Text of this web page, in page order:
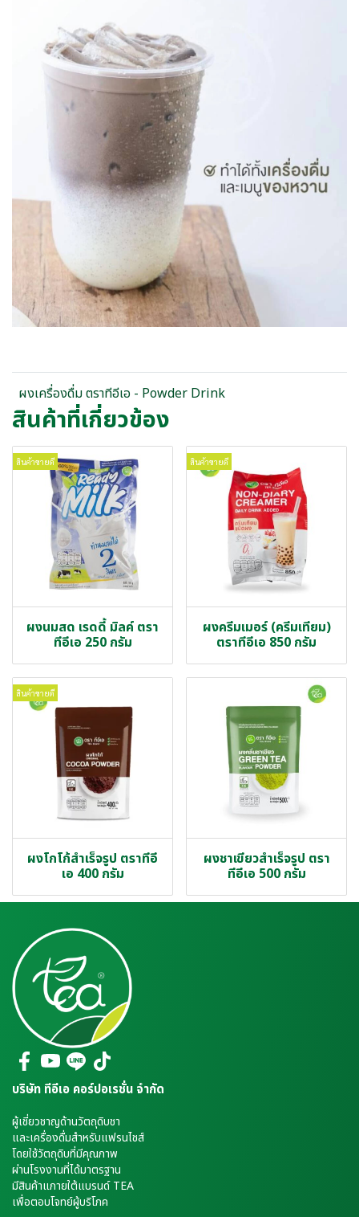
ผงเครื่องดื่ม ตราทีอีเอ - Powder Drink
สินค้าที่เกี่ยวข้อง
สินค้าขายดี
ผงนมสด เรดดี้ มิลค์ ตรา
ทีอีเอ 250 กรัม
สินค้าขายดี
ผงครีมเมอร์ (ครีมเทียม)
ตราทีอีเอ 850 กรัม
สินค้าขายดี
ผงโกโก้สำเร็จรูป ตราทีอี
เอ 400 กรัม
ผงชาเขียวสำเร็จรูป ตรา
ทีอีเอ 500 กรัม
บริษัท ทีอีเอ คอร์ปอเรชั่น จำกัด
ผู้เชี่ยวชาญด้านวัตถุดิบชา
และเครื่องดื่มสำหรับแฟรนไชส์
โดยใช้วัตถุดิบที่มีคุณภาพ
ผ่านโรงงานที่ได้มาตรฐาน
มีสินค้าแภายใต้แบรนด์ TEA
เพื่อตอบโจทย์ผู้บริโภค